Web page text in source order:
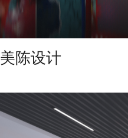
美陈设计